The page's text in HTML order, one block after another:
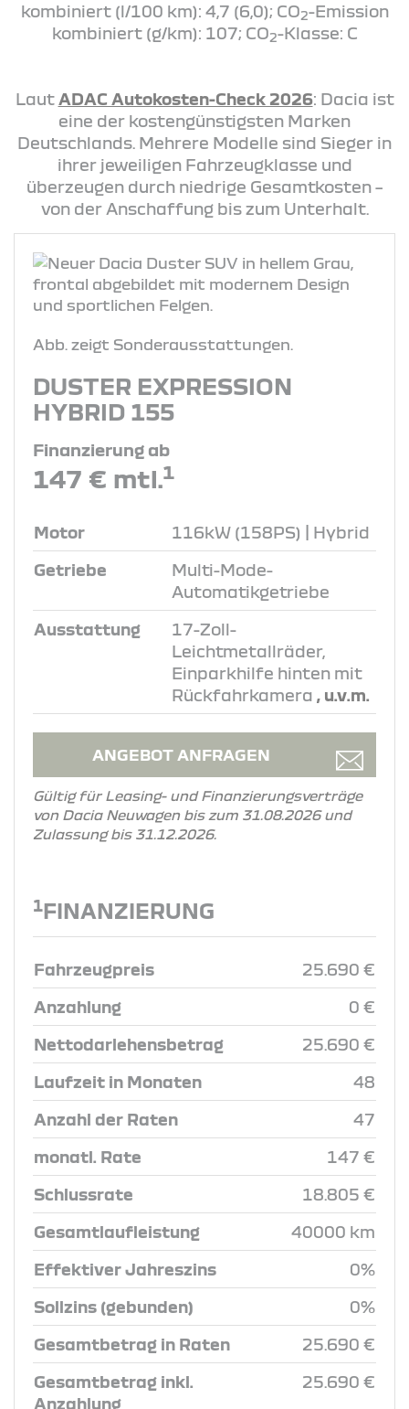
kombiniert (l/100 km): 4,7 (6,0); CO2-Emission
kombiniert (g/km): 107; CO2-Klasse: C
Laut ADAC Autokosten-Check 2026: Dacia ist
eine der kostengünstigsten Marken
Deutschlands. Mehrere Modelle sind Sieger in
ihrer jeweiligen Fahrzeugklasse und
überzeugen durch niedrige Gesamtkosten –
von der Anschaffung bis zum Unterhalt.
Abb. zeigt Sonderausstattungen.
DUSTER EXPRESSION
HYBRID 155
Finanzierung ab
147 € mtl.1
Motor 116kW (158PS) | Hybrid
Getriebe
Multi-Mode-
Automatikgetriebe
Ausstattung
17-Zoll-
Leichtmetallräder,
Einparkhilfe hinten mit
Rückfahrkamera , u.v.m.
ANGEBOT ANFRAGEN
Gültig für Leasing- und Finanzierungsverträge
von Dacia Neuwagen bis zum 31.08.2026 und
Zulassung bis 31.12.2026.
1FINANZIERUNG
Fahrzeugpreis 25.690 €
Anzahlung 0 €
Nettodarlehensbetrag 25.690 €
Laufzeit in Monaten 48
Anzahl der Raten 47
monatl. Rate 147 €
Schlussrate 18.805 €
Gesamtlaufleistung 40000 km
Effektiver Jahreszins 0%
Sollzins (gebunden) 0%
Gesamtbetrag in Raten 25.690 €
Gesamtbetrag inkl.
Anzahlung
25.690 €